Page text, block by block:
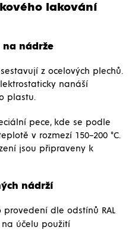
lakování
na nádrže
z ocelových plechů.
nanáší
plastu.
pece, kde se podle
v rozmezí 150–200 °C.
jsou připraveny k
nádrží
dle odstínů RAL
účelu použití